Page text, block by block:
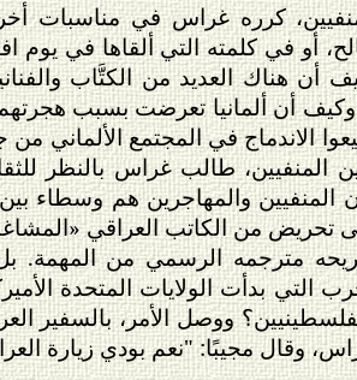
كرره غراس في مناسبات
أو في كلمته التي ألقاها في يوم
أن هناك العديد من الكتَّاب
وكيف أن ألمانيا تعرضت بسبب
الاندماج في المجتمع الألماني
المنفيين، طالب غراس بالنظر
المنفيين والمهاجرين هم وسطاء
إلى تحريض من الكاتب العراقي
مترجمه الرسمي من المهمة.
التي بدأت الولايات المتحدة
ووصل الأمر،
وقال مجيبًا: "نعم بودي زيارة